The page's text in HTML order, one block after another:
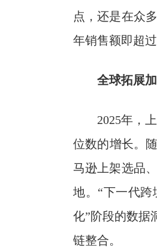
点，还是在众
年销售额即超
全球拓展
2025年，
位数的增长。
马逊上架选品
地。“下一代跨
化”阶段的数据
链整合。